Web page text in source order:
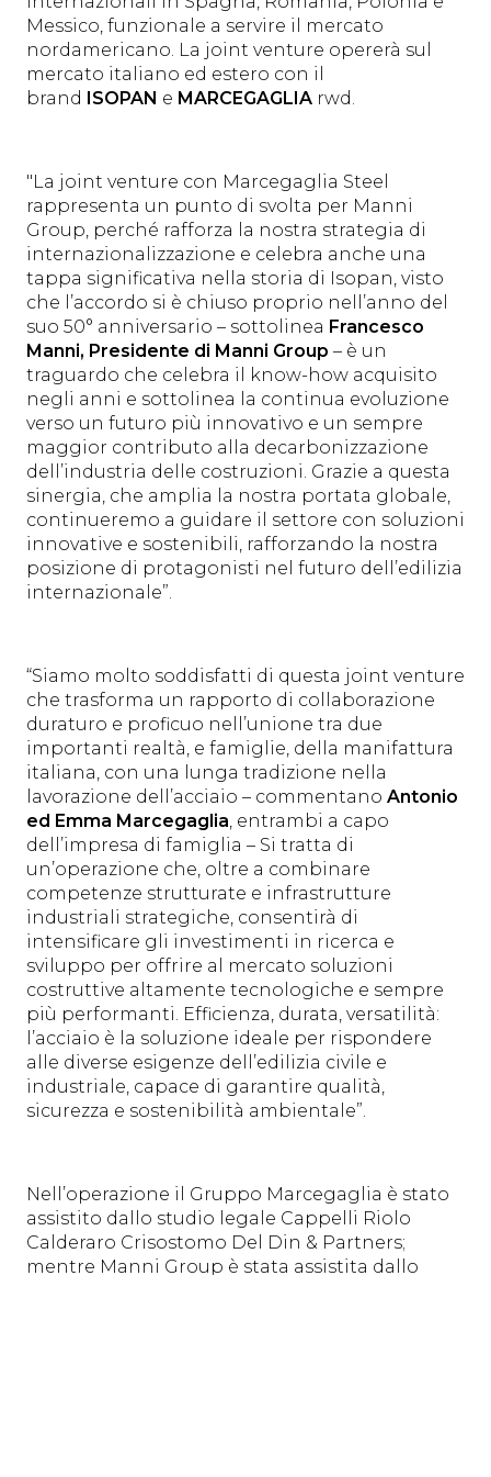
Messico, funzionale a servire il mercato
nordamericano. La joint venture opererà sul
mercato italiano ed estero con il
brand ISOPAN e MARCEGAGLIA rwd.
"La joint venture con Marcegaglia Steel
rappresenta un punto di svolta per Manni
Group, perché rafforza la nostra strategia di
internazionalizzazione e celebra anche una
tappa significativa nella storia di Isopan, visto
che l’accordo si è chiuso proprio nell’anno del
suo 50° anniversario – sottolinea Francesco
Manni, Presidente di Manni Group – è un
traguardo che celebra il know-how acquisito
negli anni e sottolinea la continua evoluzione
verso un futuro più innovativo e un sempre
maggior contributo alla decarbonizzazione
dell’industria delle costruzioni. Grazie a questa
sinergia, che amplia la nostra portata globale,
continueremo a guidare il settore con soluzioni
innovative e sostenibili, rafforzando la nostra
posizione di protagonisti nel futuro dell’edilizia
internazionale”.
“Siamo molto soddisfatti di questa joint venture
che trasforma un rapporto di collaborazione
duraturo e proficuo nell’unione tra due
importanti realtà, e famiglie, della manifattura
italiana, con una lunga tradizione nella
lavorazione dell’acciaio – commentano Antonio
ed Emma Marcegaglia, entrambi a capo
dell’impresa di famiglia – Si tratta di
un’operazione che, oltre a combinare
competenze strutturate e infrastrutture
industriali strategiche, consentirà di
intensificare gli investimenti in ricerca e
sviluppo per offrire al mercato soluzioni
costruttive altamente tecnologiche e sempre
più performanti. Efficienza, durata, versatilità:
l’acciaio è la soluzione ideale per rispondere
alle diverse esigenze dell’edilizia civile e
industriale, capace di garantire qualità,
sicurezza e sostenibilità ambientale”.
Nell’operazione il Gruppo Marcegaglia è stato
assistito dallo studio legale Cappelli Riolo
Calderaro Crisostomo Del Din & Partners;
mentre Manni Group è stata assistita dallo